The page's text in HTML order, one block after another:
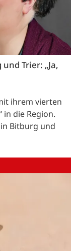
Trier: „Ja,
ihrem vierten
in die Region.
Bitburg und